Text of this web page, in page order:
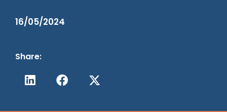
16/05/2024
Share: